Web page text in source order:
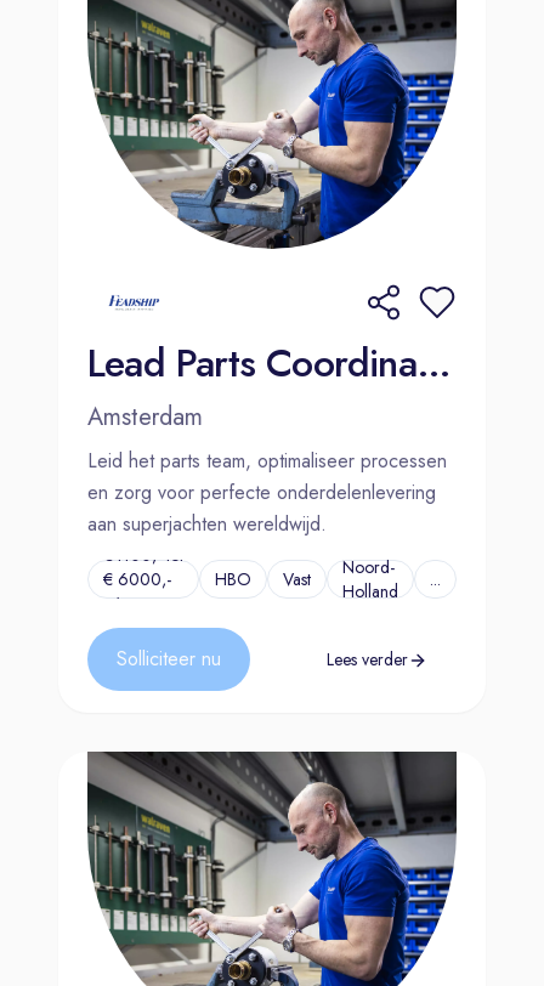
Lead Parts Coordinator | Amsterdam
Amsterdam
Leid het parts team, optimaliseer processen
en zorg voor perfecte onderdelenlevering
aan superjachten wereldwijd.
€4100,- tot
€ 6000,-
p/m
HBO Vast
Noord-
Holland
...
Solliciteer nu Lees verder